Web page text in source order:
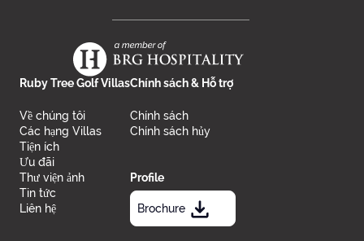
Ruby Tree Golf Villas
Về chúng tôi
Các hạng Villas
Tiện ích
Ưu đãi
Thư viện ảnh
Tin tức
Liên hệ
Chính sách & Hỗ trợ
Chính sách
Chính sách hủy
Profile
Brochure